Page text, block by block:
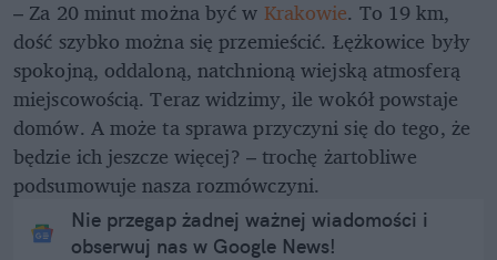
– Za 20 minut można być w Krakowie. To 19 km,
dość szybko można się przemieścić. Łężkowice były
spokojną, oddaloną, natchnioną wiejską atmosferą
miejscowością. Teraz widzimy, ile wokół powstaje
domów. A może ta sprawa przyczyni się do tego, że
będzie ich jeszcze więcej? – trochę żartobliwe
podsumowuje nasza rozmówczyni.
Nie przegap żadnej ważnej wiadomości i
obserwuj nas w Google News!